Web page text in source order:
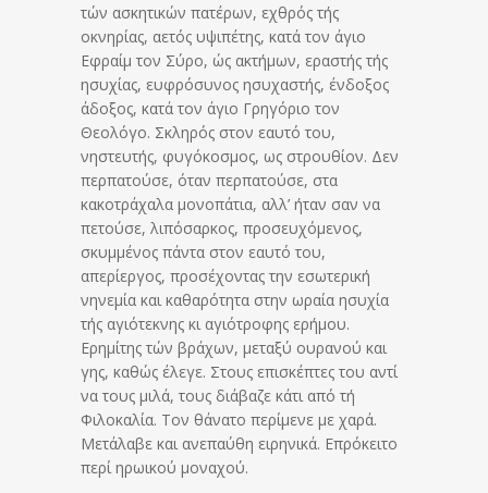
τών ασκητικών πατέρων, εχθρός τής
οκνηρίας, αετός υψιπέτης, κατά τον άγιο
Εφραίμ τον Σύρο, ώς ακτήμων, εραστής τής
ησυχίας, ευφρόσυνος ησυχαστής, ένδοξος
άδοξος, κατά τον άγιο Γρηγόριο τον
Θεολόγο. Σκληρός στον εαυτό του,
νηστευτής, φυγόκοσμος, ως στρουθίον. Δεν
περπατούσε, όταν περπατούσε, στα
κακοτράχαλα μονοπάτια, αλλ’ ήταν σαν να
πετούσε, λιπόσαρκος, προσευχόμενος,
σκυμμένος πάντα στον εαυτό του,
απερίεργος, προσέχοντας την εσωτερική
νηνεμία και καθαρότητα στην ωραία ησυχία
τής αγιότεκνης κι αγιότροφης ερήμου.
Ερημίτης τών βράχων, μεταξύ ουρανού και
γης, καθώς έλεγε. Στους επισκέπτες του αντί
να τους μιλά, τους διάβαζε κάτι από τή
Φιλοκαλία. Τον θάνατο περίμενε με χαρά.
Μετάλαβε και ανεπαύθη ειρηνικά. Επρόκειτο
περί ηρωικού μοναχού.